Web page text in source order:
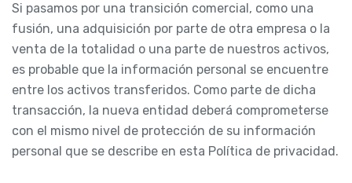
Si pasamos por una transición comercial, como una
fusión, una adquisición por parte de otra empresa o la
venta de la totalidad o una parte de nuestros activos,
es probable que la información personal se encuentre
entre los activos transferidos. Como parte de dicha
transacción, la nueva entidad deberá comprometerse
con el mismo nivel de protección de su información
personal que se describe en esta Política de privacidad.